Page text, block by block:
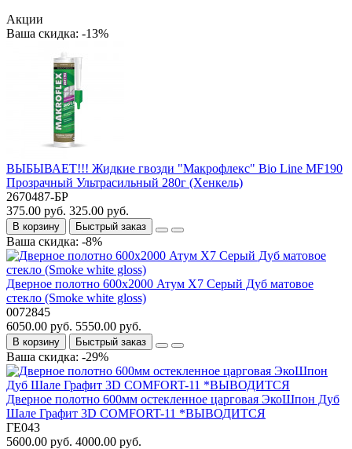
Акции
Ваша скидка: -13%
ВЫБЫВАЕТ!!! Жидкие гвозди "Макрофлекс" Bio Line MF190
Прозрачный Ультрасильный 280г (Хенкель)
2670487-БР
375.00 руб. 325.00 руб.
В корзину Быстрый заказ
Ваша скидка: -8%
Дверное полотно 600x2000 Атум Х7 Серый Дуб матовое
стекло (Smoke white gloss)
0072845
6050.00 руб. 5550.00 руб.
В корзину Быстрый заказ
Ваша скидка: -29%
Дверное полотно 600мм остекленное царговая ЭкоШпон Дуб
Шале Графит 3D COMFORT-11 *ВЫВОДИТСЯ
ГЕ043
5600.00 руб. 4000.00 руб.